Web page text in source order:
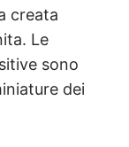
creata
Le
sono
dei